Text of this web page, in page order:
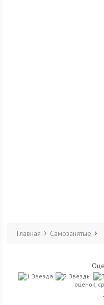
Главная Самозанятые
оценок,